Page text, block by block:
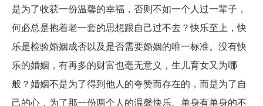
是为了收获一份温馨的幸福，否则不如一个人过一辈子，
何必总是抱着老一套的思想跟自己过不去？快乐至上，快
乐是检验婚姻成否以及是否需要婚姻的唯一标准。没有快
乐的婚姻，有再多的财富也毫无意义，生儿育女又为哪
般？婚姻不是为了得到他人的夸赞而存在的，而是为了自
己的心，为了那一份两个人的温馨快乐。单身有单身的不